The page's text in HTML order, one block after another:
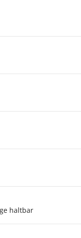
haltbar